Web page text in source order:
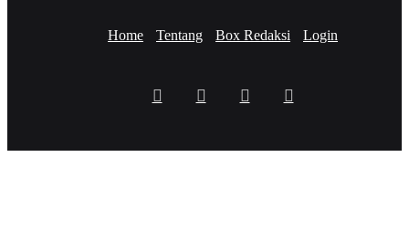
Home Tentang Box Redaksi Login
FacebookTwitter YouTube